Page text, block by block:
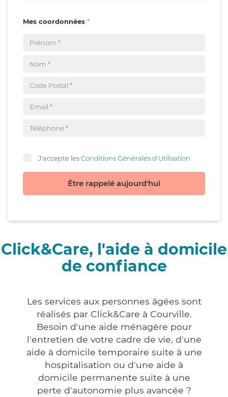
Mes coordonnées
J'accepte lesConditions Générales d'Utilisation
Être rappelé aujourd'hui
Click&Care, l'aide à domicile
de confiance
Les services aux personnes âgées sont
réalisés par Click&Care à Courville.
Besoin d'une aide ménagère pour
l'entretien de votre cadre de vie, d'une
aide à domicile temporaire suite à une
hospitalisation ou d'une aide à
domicile permanente suite à une
perte d'autonomie plus avancée ?